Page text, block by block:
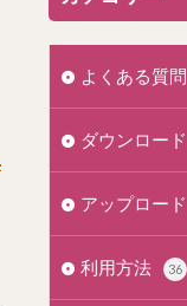
よくある質問
ダウンロード
アップロード
利用方法 36